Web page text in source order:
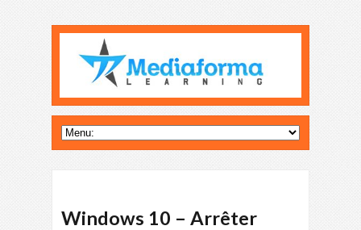
Windows 10 – Arrêter